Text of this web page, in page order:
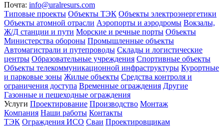
Почта: info@uralresurs.com
Типовые проекты Объекты ТЭК Объекты электроэнергетики
Объекты атомной отрасли Аэропорты и аэродромы Вокзалы,
Ж/Д станции и пути Морские и речные порты Объекты
Министерства обороны Промышленные объекты
Автомагистрали и путепроводы Склады и логистические
центры Образовательные учреждения Спортивные объекты
Объекты телекоммуникационной инфраструктуры Курортные
и парковые зоны Жилые объекты Средства контроля и
ограничения доступа Временные ограждения Другие
Газонные и пешеходные ограждения
Услуги Проектирование Производство Монтаж
Компания Наши работы Контакты
ТЭК Ограждения ИСО Сваи Проектировщикам